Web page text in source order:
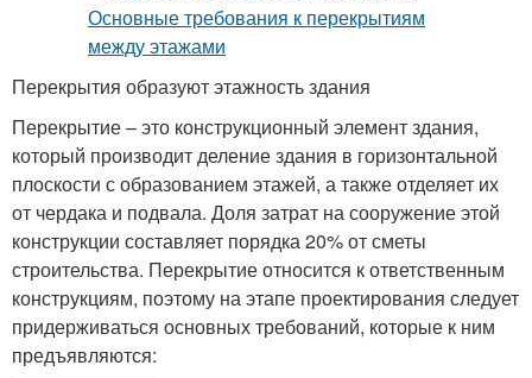
Перекрытия образуют этажность здания
Перекрытие – это конструкционный элемент здания,
который производит деление здания в горизонтальной
плоскости с образованием этажей, а также отделяет их
от чердака и подвала. Доля затрат на сооружение этой
конструкции составляет порядка 20% от сметы
строительства. Перекрытие относится к ответственным
конструкциям, поэтому на этапе проектирования следует
придерживаться основных требований, которые к ним
предъявляются: